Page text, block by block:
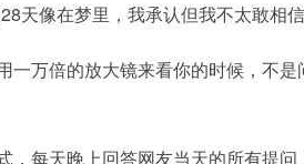
天像在梦里，我承认但我不太敢相
一万倍的放大镜来看你的时候，不
，每天晚上回答网友当天的所有提